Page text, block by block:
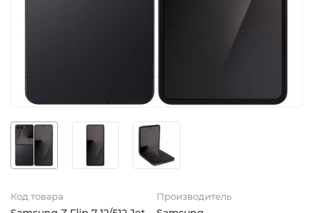
Код товара Производитель